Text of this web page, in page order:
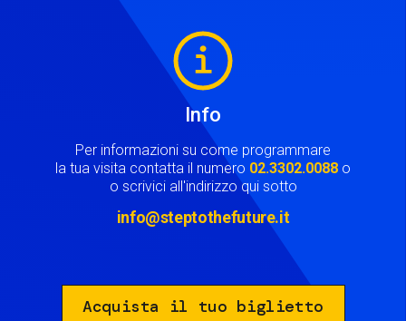
Info
Per informazioni su come programmare
la tua visita contatta il numero 02.3302.0088 o
o scrivici all'indirizzo qui sotto
info@steptothefuture.it
Acquista il tuo biglietto